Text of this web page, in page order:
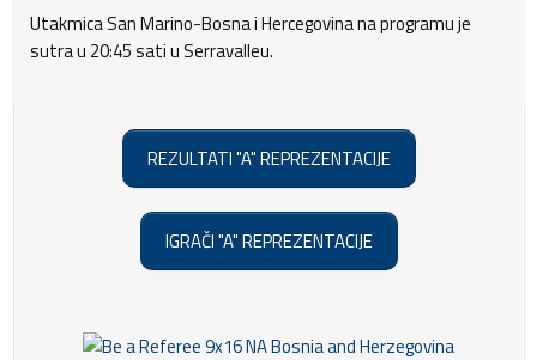
Utakmica San Marino-Bosna i Hercegovina na programu je
sutra u 20:45 sati u Serravalleu.
REZULTATI "A" REPREZENTACIJE
IGRAČI "A" REPREZENTACIJE